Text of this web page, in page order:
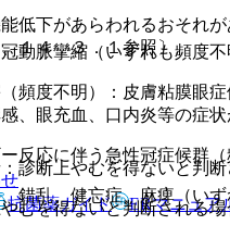
下があらわれるおそれ
１４．３．１参照〕。
断上やむを得ないと判
を得ないと判断される
脈攣縮（いずれも頻度不
頻度不明）：皮膚粘膜眼
、眼充血、口内炎等の症
応に伴う急性冠症候群
錯乱、健忘症、麻痺（い
抗菌薬ガイド ERマニュア